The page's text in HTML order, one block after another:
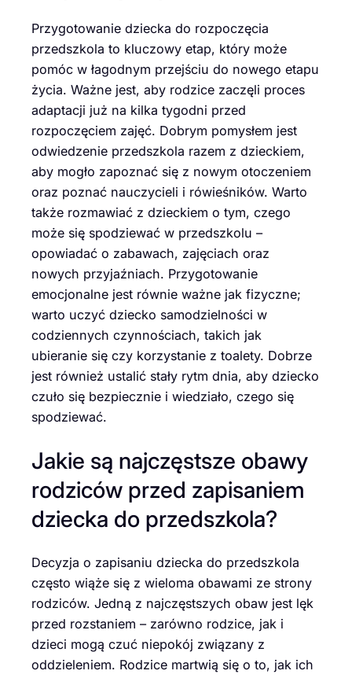
Przygotowanie dziecka do rozpoczęcia
przedszkola to kluczowy etap, który może
pomóc w łagodnym przejściu do nowego etapu
życia. Ważne jest, aby rodzice zaczęli proces
adaptacji już na kilka tygodni przed
rozpoczęciem zajęć. Dobrym pomysłem jest
odwiedzenie przedszkola razem z dzieckiem,
aby mogło zapoznać się z nowym otoczeniem
oraz poznać nauczycieli i rówieśników. Warto
także rozmawiać z dzieckiem o tym, czego
może się spodziewać w przedszkolu –
opowiadać o zabawach, zajęciach oraz
nowych przyjaźniach. Przygotowanie
emocjonalne jest równie ważne jak fizyczne;
warto uczyć dziecko samodzielności w
codziennych czynnościach, takich jak
ubieranie się czy korzystanie z toalety. Dobrze
jest również ustalić stały rytm dnia, aby dziecko
czuło się bezpiecznie i wiedziało, czego się
spodziewać.
Jakie są najczęstsze obawy
rodziców przed zapisaniem
dziecka do przedszkola?
Decyzja o zapisaniu dziecka do przedszkola
często wiąże się z wieloma obawami ze strony
rodziców. Jedną z najczęstszych obaw jest lęk
przed rozstaniem – zarówno rodzice, jak i
dzieci mogą czuć niepokój związany z
oddzieleniem. Rodzice martwią się o to, jak ich